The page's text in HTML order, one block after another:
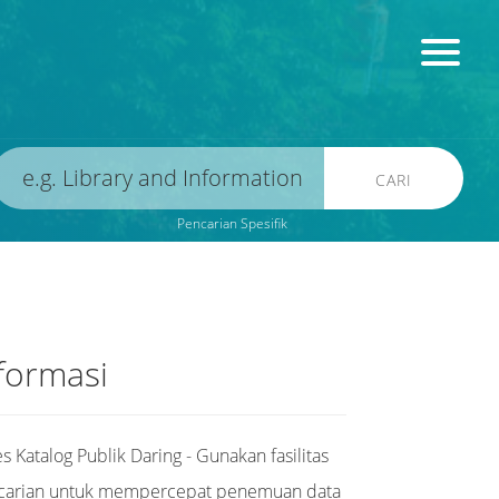
CARI
Pencarian Spesifik
Katalog Publik Daring - Gunakan fasilitas
untuk mempercepat penemuan data